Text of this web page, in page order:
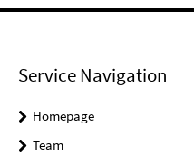
Service Navigation
Homepage
Team